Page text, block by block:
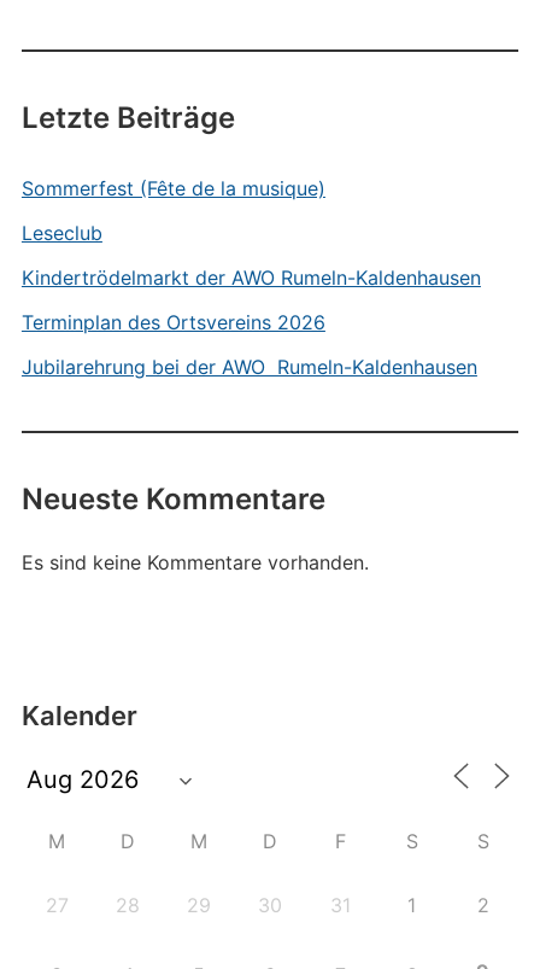
Letzte Beiträge
Sommerfest (Fête de la musique)
Leseclub
Kindertrödelmarkt der AWO Rumeln-Kaldenhausen
Terminplan des Ortsvereins 2026
Jubilarehrung bei der AWO Rumeln-Kaldenhausen
Neueste Kommentare
Es sind keine Kommentare vorhanden.
Kalender
M D M D F S S
27 28 29 30 31 1 2